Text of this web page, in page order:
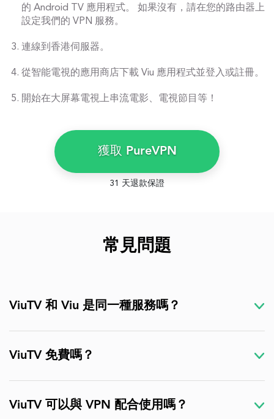
的 Android TV 應用程式。 如果沒有，請在您的路由器上
設定我們的 VPN 服務。
連線到香港伺服器。
從智能電視的應用商店下載 Viu 應用程式並登入或註冊。
開始在大屏幕電視上串流電影、電視節目等！
獲取 PureVPN
31 天退款保證
常見問題
ViuTV 和 Viu 是同一種服務嗎？
ViuTV 免費嗎？
ViuTV 可以與 VPN 配合使用嗎？